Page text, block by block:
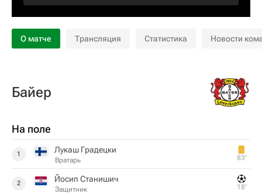
О матче Трансляция Статистика Новости
Байер
На поле
1 Лукаш Градецки
Вратарь 83‎’‎
2 Йосип Станишич
Защитник 18‎’‎